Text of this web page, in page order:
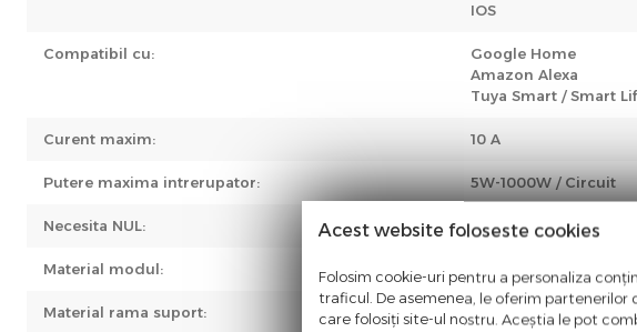
IOS
Compatibil cu:
Google Home
Amazon Alexa
Tuya Smart / Smart
Curent maxim: 10 A
Putere maxima intrerupator: 5W-1000W / Circuit
Necesita NUL: Nu
Material modul: Plastic ignifug
Material rama suport: Metalica
Acest website foloseste cookies
Folosim cookie-uri pentru a personaliza
traficul. De asemenea, le oferim partenerilor
care folosiți site-ul nostru. Aceștia le pot